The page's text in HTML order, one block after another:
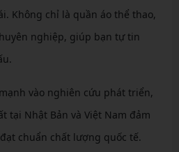
Không chỉ là quần áo thể thao,
nghiệp, giúp bạn tự tin
vào nghiên cứu phát triển,
tại Nhật Bản và Việt Nam đảm
chuẩn chất lượng quốc tế.